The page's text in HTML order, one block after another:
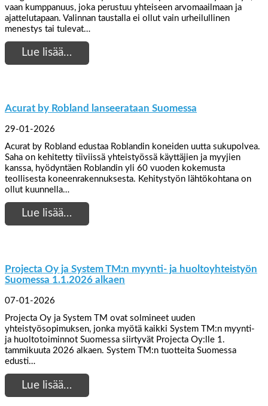
vaan kumppanuus, joka perustuu yhteiseen arvomaailmaan ja
ajattelutapaan. Valinnan taustalla ei ollut vain urheilullinen
menestys tai tulevat…
Lue lisää…
Acurat by Robland lanseerataan Suomessa
29-01-2026
Acurat by Robland edustaa Roblandin koneiden uutta sukupolvea.
Saha on kehitetty tiiviissä yhteistyössä käyttäjien ja myyjien
kanssa, hyödyntäen Roblandin yli 60 vuoden kokemusta
teollisesta koneenrakennuksesta. Kehitystyön lähtökohtana on
ollut kuunnella…
Lue lisää…
Projecta Oy ja System TM:n myynti- ja huoltoyhteistyön
Suomessa 1.1.2026 alkaen
07-01-2026
Projecta Oy ja System TM ovat solmineet uuden
yhteistyösopimuksen, jonka myötä kaikki System TM:n myynti-
ja huoltotoiminnot Suomessa siirtyvät Projecta Oy:lle 1.
tammikuuta 2026 alkaen. System TM:n tuotteita Suomessa
edusti…
Lue lisää…